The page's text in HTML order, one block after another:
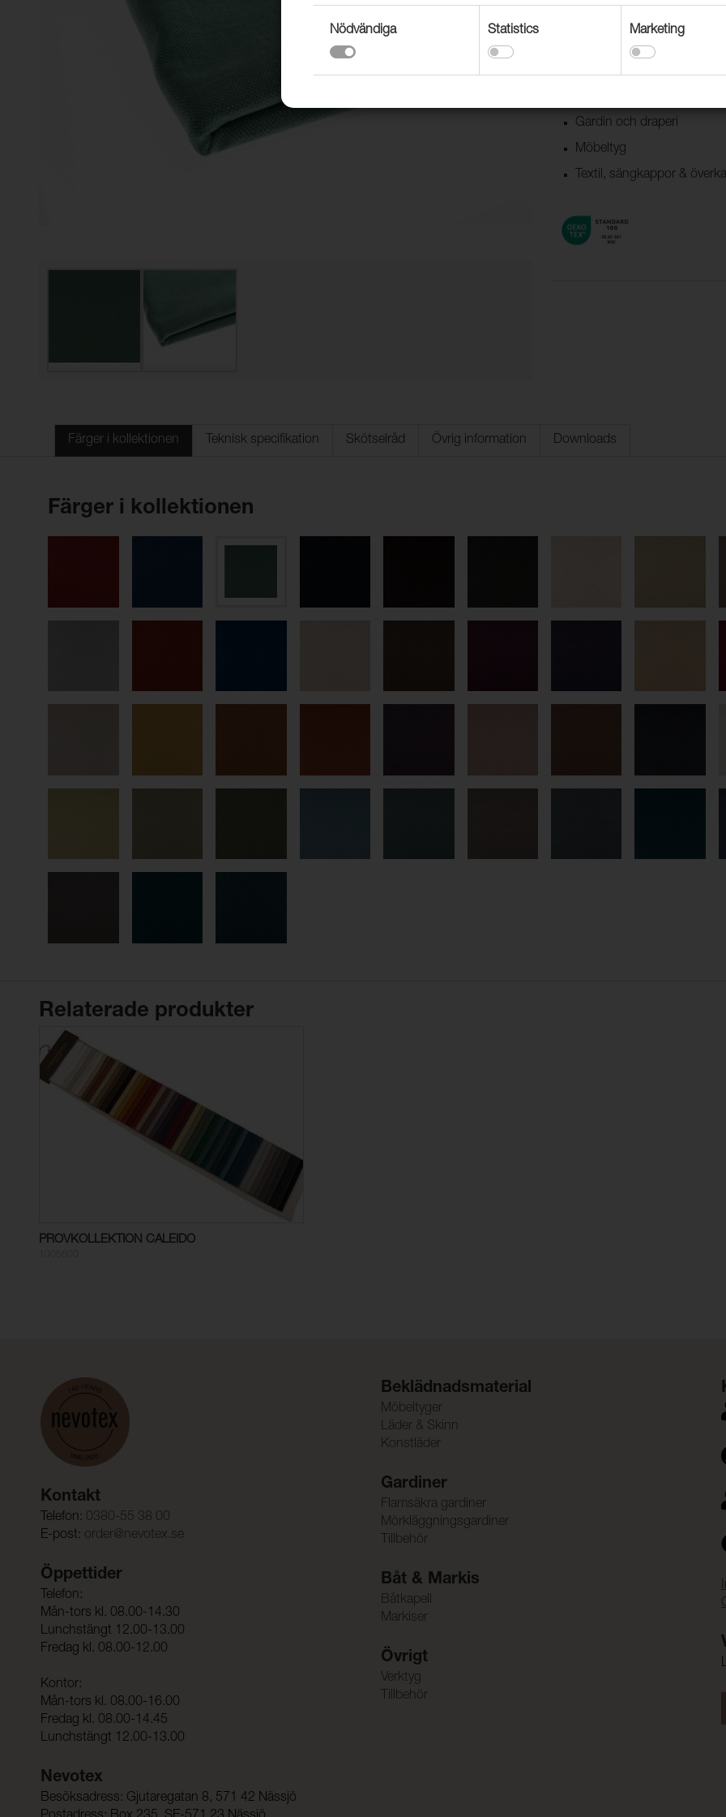
Kollektioner som bär OEKO-
PFAS-ämnen som regleras av
Användningsområden
Gardin och draperi
Möbeltyg
Textil, sängkappor &
Färger i kollektionen Teknisk specifikation Skötselråd Övrig information Downloads
Färger i kollektionen
Relaterade produkter
PROVKOLLEKTION CALEIDO
Kontakt
Telefon: 0380-55 38 00
E-post: order@nevotex.se
Öppettider
Telefon:
Mån-tors kl. 08.00-14.30
Lunchstängt 12.00-13.00
Fredag kl. 08.00-12.00
Kontor:
Mån-tors kl. 08.00-16.00
Fredag kl. 08.00-14.45
Lunchstängt 12.00-13.00
Nevotex
Besöksadress: Gjutaregatan 8, 571 42 Nässjö
Beklädnadsmaterial
Möbeltyger
Läder & Skinn
Konstläder
Gardiner
Flamsäkra gardiner
Mörkläggningsgardiner
Tillbehör
Båt & Markis
Båtkapell
Markiser
Övrigt
Verktyg
Tillbehör
Nödvändiga Statistics Marketing